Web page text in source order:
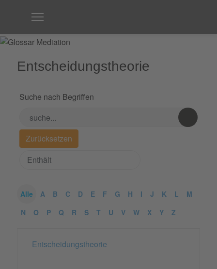
Entscheidungstheorie
Suche nach Begriffen
Alle A B C D E F G H I J K L
M
N
O P Q R S T U V W X Y Z
Entscheidungstheorie